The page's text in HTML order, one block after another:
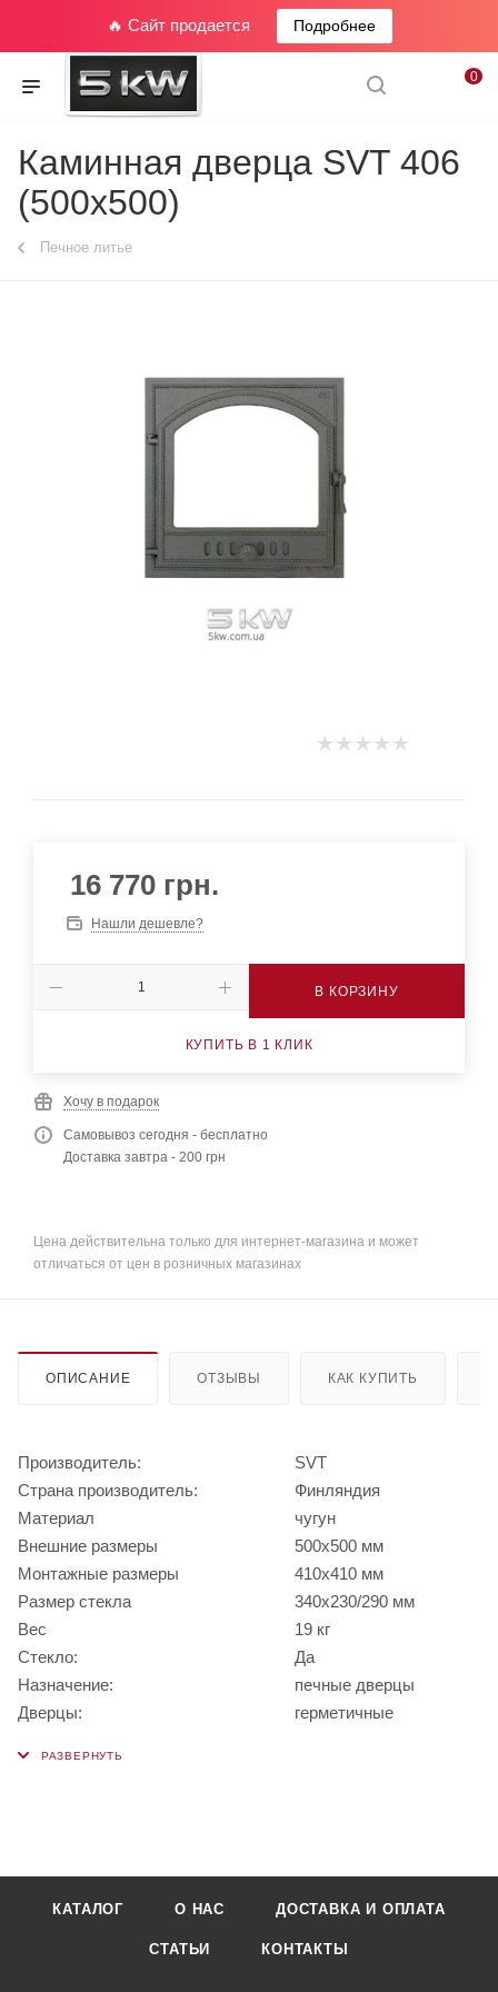
🔥 Сайт продается Подробнее
0
Каминная дверца SVT 406
(500х500)
Печное литье
16 770 грн.
Нашли дешевле?
В КОРЗИНУ
КУПИТЬ В 1 КЛИК
Хочу в подарок
Самовывоз сегодня - бесплатно
Доставка завтра - 200 грн
Цена действительна только для интернет-магазина и может
отличаться от цен в розничных магазинах
ОПИСАНИЕ ОТЗЫВЫ КАК КУПИТЬ
Производитель:
SVT
Страна производитель:
Финляндия
Материал
чугун
Внешние размеры
500х500 мм
Монтажные размеры
410x410 мм
Размер стекла
340x230/290 мм
Вес
19 кг
Стекло:
Да
Назначение:
печные дверцы
Дверцы:
герметичные
КАТАЛОГ О НАС ДОСТАВКА И ОПЛАТА
СТАТЬИ КОНТАКТЫ